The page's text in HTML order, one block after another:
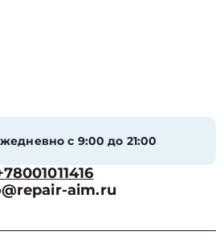
с 9:00 до 21:00
aim.ru